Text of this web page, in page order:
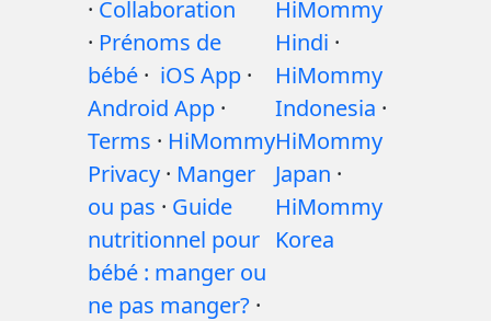
· Collaboration
· Prénoms de
bébé · iOS App ·
Android App ·
Terms · HiMommy
Privacy · Manger
ou pas · Guide
nutritionnel pour
bébé : manger ou
ne pas manger? ·
HiMommy
Hindi ·
HiMommy
Indonesia ·
HiMommy
Japan ·
HiMommy
Korea